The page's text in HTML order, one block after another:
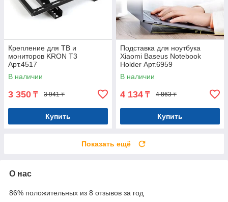
Крепление для ТВ и
мониторов KRON T3
Арт.4517
В наличии
3 350 ₸ 3 941 ₸
Купить
Подставка для ноутбука
Xiaomi Baseus Notebook
Holder Арт.6959
В наличии
4 134 ₸ 4 863 ₸
Купить
Показать ещё
О нас
86% положительных из 8 отзывов за год